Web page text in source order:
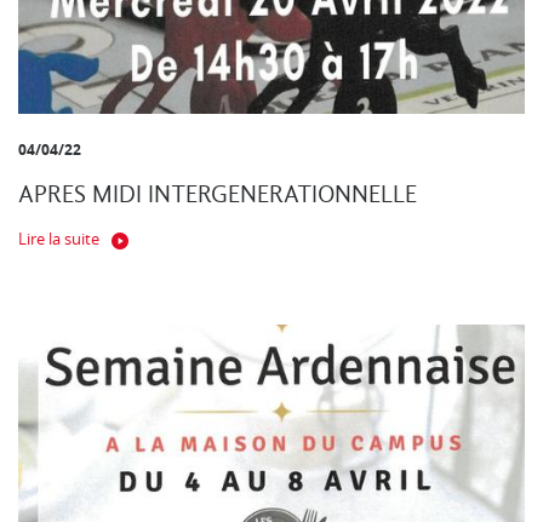
04/04/22
APRES MIDI INTERGENERATIONNELLE
Lire la suite